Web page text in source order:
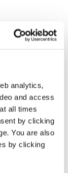
analytics,
and access
all times
by clicking
You are also
by clicking
der er
fra 1. juli
udvikling i
i forhold til
fra 1. juli 2014-